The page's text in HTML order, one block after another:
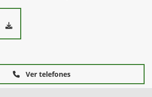
Ver telefones